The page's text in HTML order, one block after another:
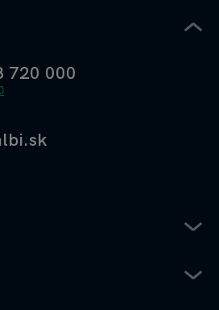
720 000
- ako to chodí u nás